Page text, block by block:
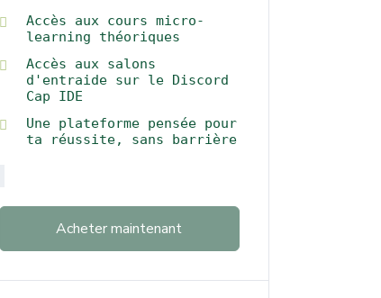
Accès aux cours micro-
learning théoriques
Accès aux salons
d'entraide sur le Discord
Cap IDE
Une plateforme pensée pour
ta réussite, sans barrière
Acheter maintenant